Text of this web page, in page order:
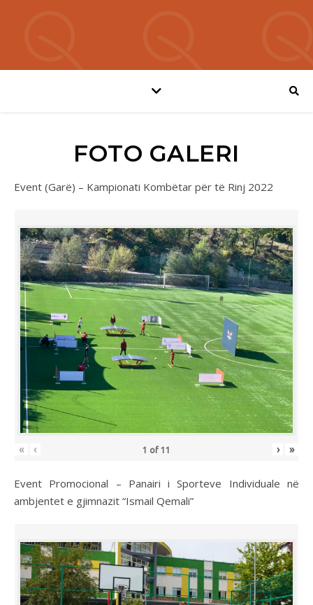
FOTO GALERI
Event (Garë) – Kampionati Kombëtar për të Rinj 2022
« ‹ 1 of 11 › »
Event Promocional – Panairi i Sporteve Individuale në
ambjentet e gjimnazit “Ismail Qemali”